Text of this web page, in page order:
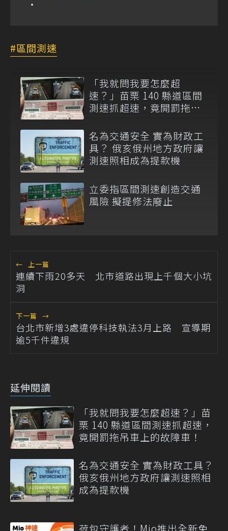
區間測速
「我就問我要怎麼超
速？」苗栗 140 縣道區間
測速抓超速，竟開罰拖吊
名為交通安全 實為財政工
具？ 俄亥俄州地方政府讓
測速照相成為提款機
立委指區間測速創造交通
風險 擬提修法廢止
← 上一篇
連續下雨20多天 北市道路出現上千個大小坑
洞
下一篇 →
台北市新增3處違停科技執法3月上路 宣導期
逾5千件違規
延伸閱讀
「我就問我要怎麼超速？」苗
栗 140 縣道區間測速抓超速，
竟開罰拖吊車上的故障車！
名為交通安全 實為財政工具？
俄亥俄州地方政府讓測速照相
成為提款機
荷包守護者！Mio推出全新免